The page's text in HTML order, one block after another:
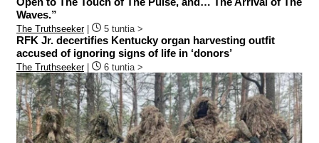
Waves.”
The Truthseeker| 5 tuntia >
RFK Jr. decertifies Kentucky organ harvesting outfit
accused of ignoring signs of life in ‘donors’
The Truthseeker| 6 tuntia >